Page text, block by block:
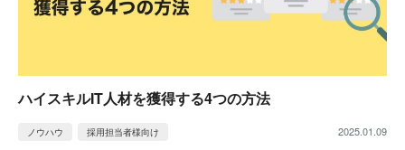
ハイスキルIT人材を獲得する4つの方法
ノウハウ 採用担当者様向け 2025.01.09